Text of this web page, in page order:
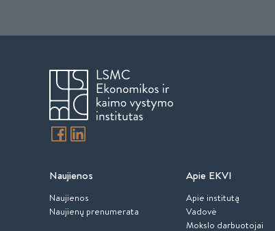
Naujienos
Naujienos
Naujienų prenumerata
Apie EKVI
Apie institutą
Vadovė
Mokslo darbuotojai